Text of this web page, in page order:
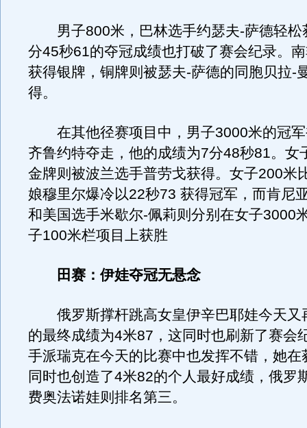
男子800米，巴林选手约瑟夫-萨德轻松
分45秒61的夺冠成绩也打破了赛会纪录。
获得银牌，铜牌则被瑟夫-萨德的同胞贝拉-
得。
在其他径赛项目中，男子3000米的冠军
齐鲁约特夺走，他的成绩为7分48秒81。女
金牌则被波兰选手普劳戈获得。女子200米
娘穆里尔爆冷以22秒73 获得冠军，而肯尼
和美国选手米歇尔-佩莉则分别在女子3000
子100米栏项目上获胜
田赛：伊娃夺冠无悬念
俄罗斯撑杆跳高女皇伊辛巴耶娃今天又
的最终成绩为4米87，这同时也刷新了赛会
手派瑞克在今天的比赛中也发挥不错，她在
同时也创造了4米82的个人最好成绩，俄罗
费奥法诺娃则排名第三。